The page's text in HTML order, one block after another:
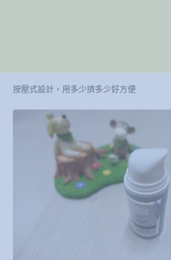
按壓式設計，用多少擠多少好方便